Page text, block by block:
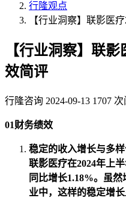
行隆观点
【行业洞察】联影医
【行业洞察】联
效简评
行隆咨询 2024-09-13 1707
01财务绩效
稳定的收入增长与多
联影医疗在2024年上
同比增长1.18%。虽
业中，这样的稳定增